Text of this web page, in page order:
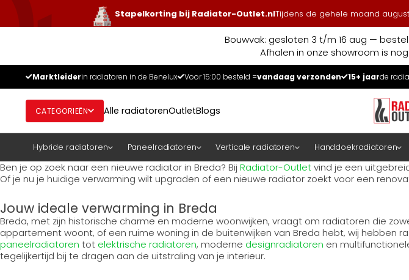
Stapelkorting bij Radiator-Outlet.nlTijdens de gehele maand
Bouwvak: gesloten 3 t/m 16 aug —
Afhalen in onze showroom is
Marktleiderin radiatoren in de Benelux Voor 15:00 besteld =vandaag verzonden 15+ jaarde
CATEGORIEËN Alle radiatorenOutletBlogs
Hybride radiatoren Paneelradiatoren Verticale radiatoren Handdoekradiatoren
Ben je op zoek naar een nieuwe radiator in Breda? Bij Radiator-Outletvind je een
Of je nu je huidige verwarming wilt upgraden of een nieuwe radiator zoekt voor een
Jouw ideale verwarming in Breda
Breda, met zijn historische charme en moderne woonwijken, vraagt om radiatoren die
appartement woont, of een ruime woning in de buitenwijken van Breda hebt, wij hebben
paneelradiatoren tot elektrische radiatoren, moderne designradiatoren en
tegelijkertijd bij te dragen aan de uitstraling van je interieur.